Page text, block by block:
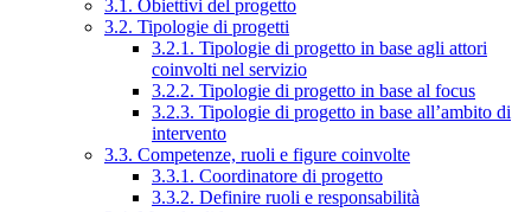
3.1. Obiettivi del progetto
3.2. Tipologie di progetti
3.2.1. Tipologie di progetto in base agli attori
coinvolti nel servizio
3.2.2. Tipologie di progetto in base al focus
3.2.3. Tipologie di progetto in base all’ambito di
intervento
3.3. Competenze, ruoli e figure coinvolte
3.3.1. Coordinatore di progetto
3.3.2. Definire ruoli e responsabilità